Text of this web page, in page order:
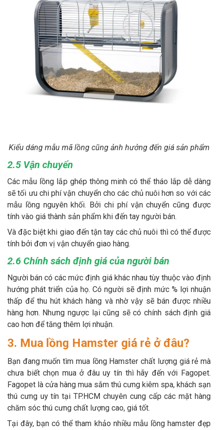
Kiểu dáng mẫu mã lồng cũng ảnh hưởng đến giá sản phẩm
2.5 Vận chuyển
Các mẫu lồng lắp ghép thông minh có thể tháo lắp dễ dàng
sẽ tối ưu chi phí vận chuyển cho các chủ nuôi hơn so với các
mẫu lồng nguyên khối. Bởi chi phí vận chuyển cũng được
tính vào giá thành sản phẩm khi đến tay người bán.
Và đặc biệt khi giao đến tận tay các chủ nuôi thì có thể được
tính bởi đơn vị vận chuyển giao hàng.
2.6 Chính sách định giá của người bán
Người bán có các mức định giá khác nhau tùy thuộc vào định
hướng phát triển của họ. Có người sẽ định mức % lợi nhuận
thấp để thu hút khách hàng và nhờ vậy sẽ bán được nhiều
hàng hơn. Nhưng ngược lại cũng sẽ có chính sách định giá
cao hơn để tăng thêm lợi nhuận.
3. Mua lồng Hamster giá rẻ ở đâu?
Bạn đang muốn tìm mua lồng Hamster chất lượng giá rẻ mà
chưa biết chọn mua ở đâu uy tín thì hãy đến với Fagopet.
Fagopet là cửa hàng mua sắm thú cưng kiêm spa, khách sạn
thú cưng uy tín tại TP.HCM chuyên cung cấp các mặt hàng
chăm sóc thú cưng chất lượng cao, giá tốt.
Tại đây, bạn có thể tham khảo nhiều mẫu lồng hamster đẹp